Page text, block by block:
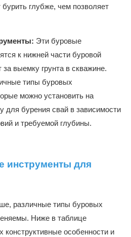
глубже, чем позволяет
Эти буровые
к нижней части буровой
за выемку грунта в скважине.
типы буровых
можно установить на
для бурения свай в зависимости
и требуемой глубины.
для
различные типы буровых
Ниже в таблице
конструктивные особенности и